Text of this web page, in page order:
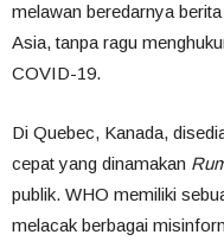
melawan beredarnya
Asia, tanpa ragu
COVID-19.
Di Quebec, Kanada,
cepat yang dinamakan
publik. WHO memiliki
melacak berbagai